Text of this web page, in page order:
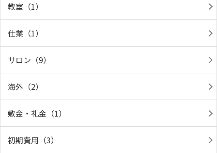
教室（1）
仕業（1）
サロン（9）
海外（2）
敷金・礼金（1）
初期費用（3）